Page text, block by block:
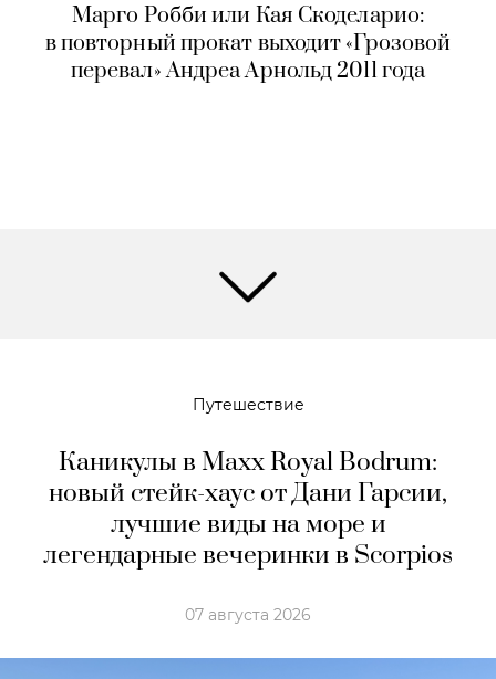
Марго Робби или Кая Скоделарио:
в повторный прокат выходит «Грозовой
перевал» Андреа Арнольд 2011 года
Путешествие
Каникулы в Maxx Royal Bodrum:
новый стейк-хаус от Дани Гарсии,
лучшие виды на море и
легендарные вечеринки в Scorpios
07 августа 2026